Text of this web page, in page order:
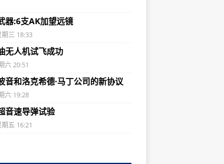
器:6支AK加望远镜
三 18:33
无人机试飞成功
六 20:51
音和洛克希德·马丁公司的新协议
六 19:28
音速导弹试验
五 16:21